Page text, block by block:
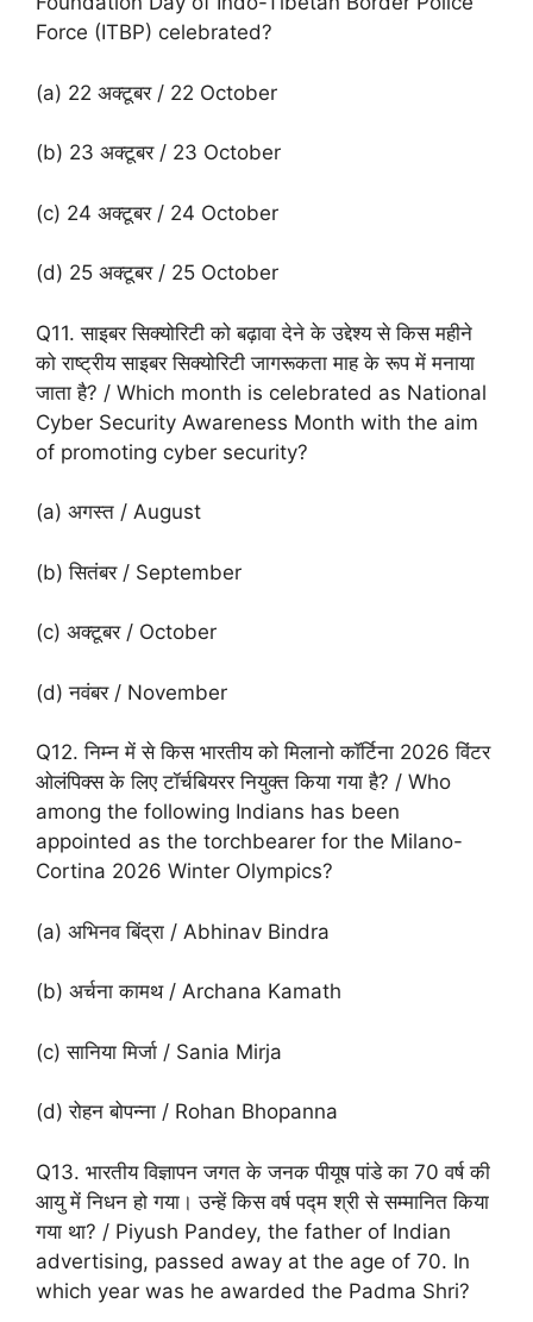
Force (ITBP) celebrated?
(a) 22 अक्टूबर / 22 October
(b) 23 अक्टूबर / 23 October
(c) 24 अक्टूबर / 24 October
(d) 25 अक्टूबर / 25 October
Q11. साइबर सिक्योरिटी को बढ़ावा देने के उद्देश्य से किस महीने
को राष्ट्रीय साइबर सिक्योरिटी जागरूकता माह के रूप में मनाया
जाता है? / Which month is celebrated as National
Cyber ​​Security Awareness Month with the aim
of promoting cyber security?
(a) अगस्त / August
(b) सितंबर / September
(c) अक्टूबर / October
(d) नवंबर / November
Q12. निम्न में से किस भारतीय को मिलानो कॉर्टिना 2026 विंटर
ओलंपिक्स के लिए टॉर्चबियरर नियुक्त किया गया है? / Who
among the following Indians has been
appointed as the torchbearer for the Milano-
Cortina 2026 Winter Olympics?
(a) अभिनव बिंद्रा / Abhinav Bindra
(b) अर्चना कामथ / Archana Kamath
(c) सानिया मिर्जा / Sania Mirja
(d) रोहन बोपन्ना / Rohan Bhopanna
Q13. भारतीय विज्ञापन जगत के जनक पीयूष पांडे का 70 वर्ष की
आयु में निधन हो गया। उन्हें किस वर्ष पद्म श्री से सम्मानित किया
गया था? / Piyush Pandey, the father of Indian
advertising, passed away at the age of 70. In
which year was he awarded the Padma Shri?